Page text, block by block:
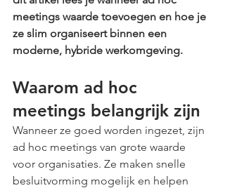
meetings waarde toevoegen en hoe je
ze slim organiseert binnen een
moderne, hybride werkomgeving.
Waarom ad hoc
meetings belangrijk zijn
Wanneer ze goed worden ingezet, zijn
ad hoc meetings van grote waarde
voor organisaties. Ze maken snelle
besluitvorming mogelijk en helpen